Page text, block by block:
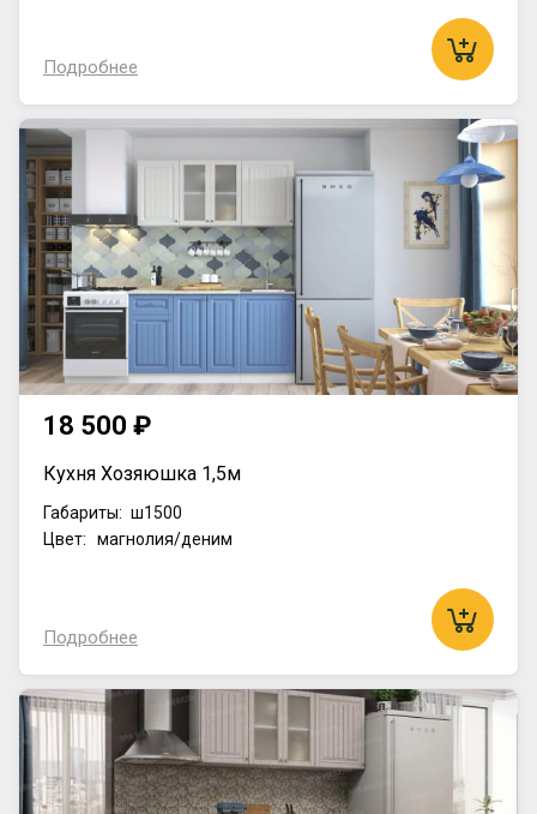
Подробнее
18 500 ₽
Кухня Хозяюшка 1,5м
Габариты: ш1500
Цвет: магнолия/деним
Подробнее